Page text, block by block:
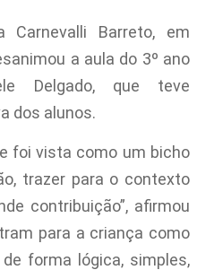
Carnevalli Barreto, em
a aula do 3º ano
Delgado, que teve
dos alunos.
foi vista como um bicho
trazer para o contexto
contribuição”, afirmou
para a criança como
forma lógica, simples,